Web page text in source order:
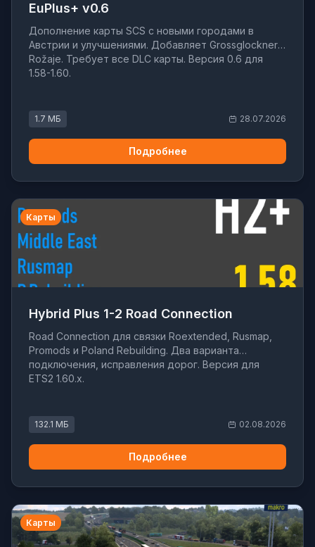
EuPlus+ v0.6
Дополнение карты SCS с новыми городами в
Австрии и улучшениями. Добавляет Grossglockner и
Rožaje. Требует все DLC карты. Версия 0.6 для
1.58-1.60.
1.7 МБ 28.07.2026
Подробнее
Карты
Hybrid Plus 1-2 Road Connection
Road Connection для связки Roextended, Rusmap,
Promods и Poland Rebuilding. Два варианта
подключения, исправления дорог. Версия для
ETS2 1.60.x.
132.1 МБ 02.08.2026
Подробнее
Карты